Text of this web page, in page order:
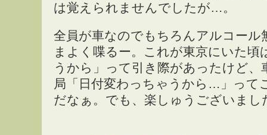
は覚えられませんでしたが…。
全員が車なのでもちろんアルコール
まよく喋るー。これが東京にいた頃
うから」って引き際があったけど、
局「日付変わっちゃうから…」って
だなぁ。でも、楽しゅうございまし